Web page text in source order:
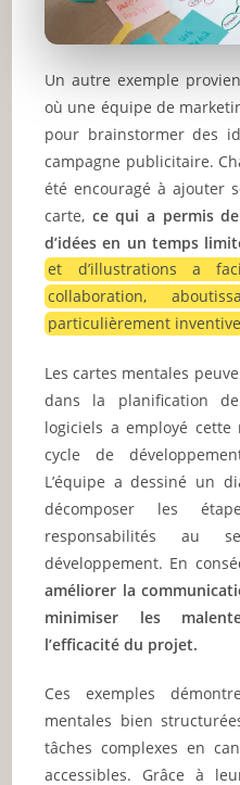
Un autre exemple
où une équipe de
pour brainstormer des
campagne publicitaire.
été encouragé à ajouter
carte, ce qui a permis
d’idées en un temps
et d’illustrations a
collaboration,
particulièrement
Les cartes mentales
dans la planification
logiciels a employé
cycle de
L’équipe a dessiné un
décomposer les
responsabilités au
développement. En
améliorer la
minimiser les
l’efficacité du projet.
Ces exemples
mentales bien
tâches complexes en
accessibles. Grâce à